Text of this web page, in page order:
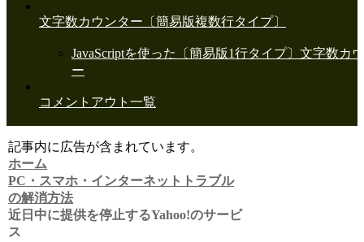
文字数カウンター〔簡易版複数行タイプ〕
JavaScriptを使った〔簡易版1行タイプ〕文字数カ
ー
コメントアウト一覧
記事内に広告が含まれています。
ホーム
PC・スマホ・インターネットトラブル
の解消方法
近日中に提供を停止するYahoo!のサービ
ス